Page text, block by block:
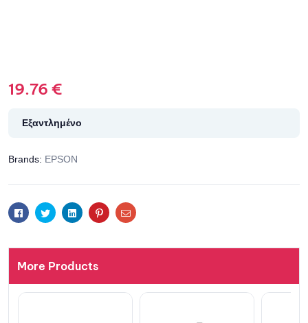
19.76 €
Εξαντλημένο
Brands: EPSON
FacebookTwitterLinkedinPinterestEmail
More Products